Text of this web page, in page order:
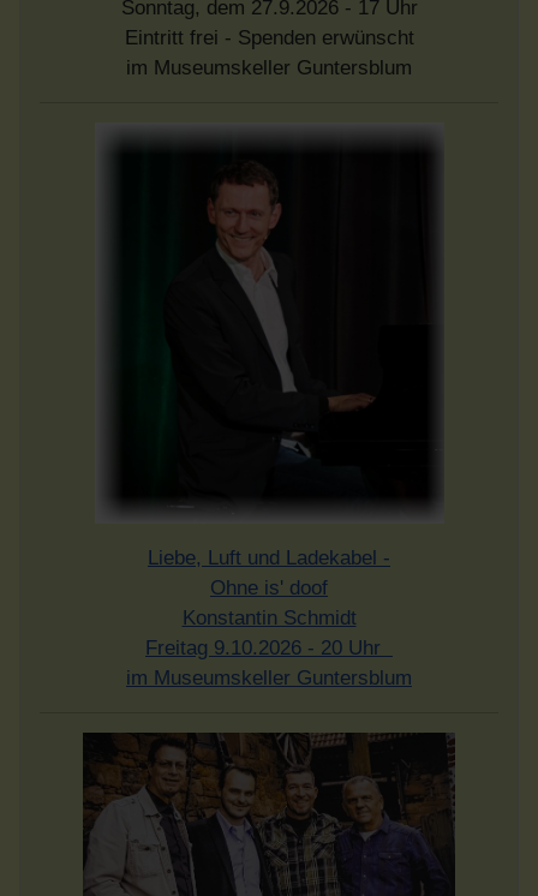
Sonntag, dem 27.9.2026 - 17 Uhr
Eintritt frei - Spenden erwünscht
im Museumskeller Guntersblum
Liebe, Luft und Ladekabel -
Ohne is' doof
Konstantin Schmidt
Freitag 9.10.2026 - 20 Uhr
im Museumskeller Guntersblum